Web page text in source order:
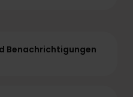
Benachrichtigungen